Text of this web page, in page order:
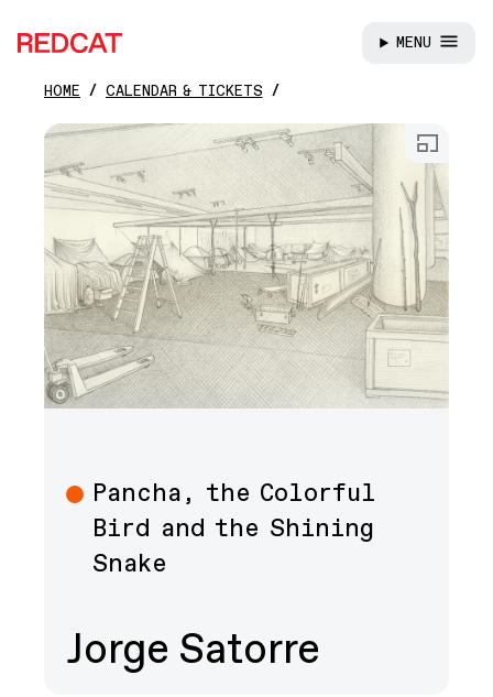
Skip to main content
MENU
HOME CALENDAR & TICKETS
Pancha, the Colorful
Bird and the Shining
Snake
Jorge Satorre
Open